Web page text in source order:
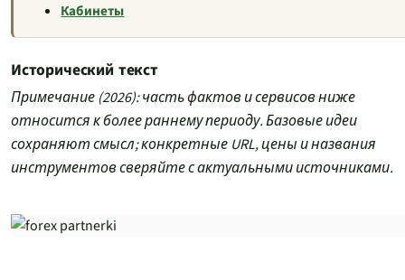
Кабинеты
Исторический текст
Примечание (2026): часть фактов и сервисов ниже
относится к более раннему периоду. Базовые идеи
сохраняют смысл; конкретные URL, цены и названия
инструментов сверяйте с актуальными источниками.